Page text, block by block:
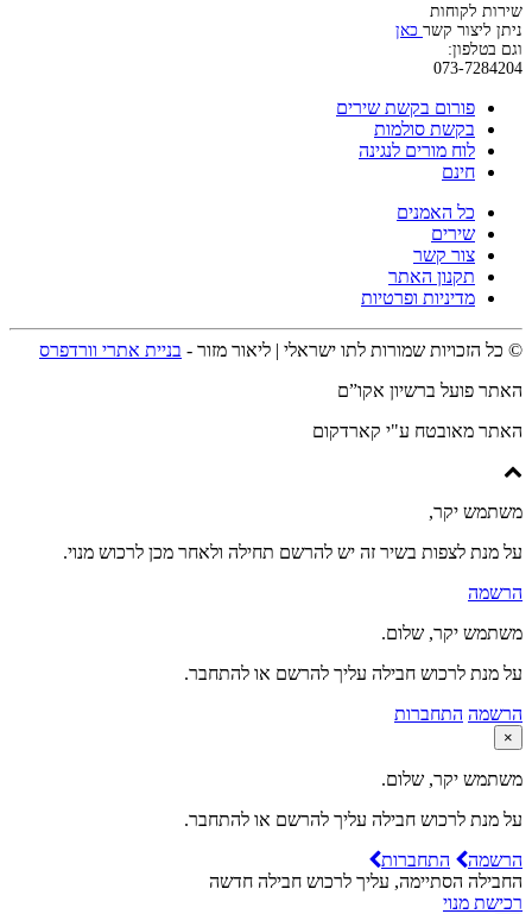
שירות לקוחות
ניתן ליצור קשר כאן
וגם בטלפון:
073-7284204
פורום בקשת שירים
בקשת סולמות
לוח מורים לנגינה
חינם
כל האמנים
שירים
צור קשר
תקנון האתר
מדיניות ופרטיות
© כל הזכויות שמורות לתו ישראלי | ליאור מזור - בניית אתרי וורדפרס
האתר פועל ברשיון אקו”ם
האתר מאובטח ע"י קארדקום
משתמש יקר,
על מנת לצפות בשיר זה יש להרשם תחילה ולאחר מכן לרכוש מנוי.
הרשמה
משתמש יקר, שלום.
על מנת לרכוש חבילה עליך להרשם או להתחבר.
הרשמה התחברות
×
משתמש יקר, שלום.
על מנת לרכוש חבילה עליך להרשם או להתחבר.
הרשמה
התחברות
החבילה הסתיימה, עליך לרכוש חבילה חדשה
רכישת מנוי